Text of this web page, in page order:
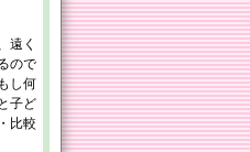
遠く
ので
し何
子ど
比較